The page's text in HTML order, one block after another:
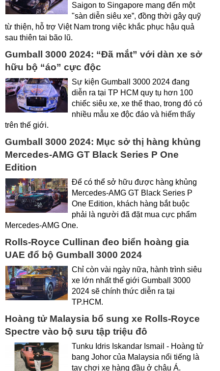
Saigon to Singapore mang đến một
"sàn diễn siêu xe”, đồng thời gây quỹ
từ thiện, hỗ trợ Việt Nam trong việc khắc phục hậu quả
sau thiên tai bão lũ.
Gumball 3000 2024: “Đã mắt” với dàn xe sở
hữu bộ “áo” cực độc
Sự kiện Gumball 3000 2024 đang
diễn ra tại TP HCM quy tụ hơn 100
chiếc siêu xe, xe thể thao, trong đó có
nhiều mẫu xe độc đáo và hiếm thấy
trên thế giới.
Gumball 3000 2024: Mục sở thị hàng khủng
Mercedes-AMG GT Black Series P One
Edition
Để có thể sở hữu được hàng khủng
Mercedes-AMG GT Black Series P
One Edition, khách hàng bắt buộc
phải là người đã đặt mua cực phẩm
Mercedes-AMG One.
Rolls-Royce Cullinan đeo biển hoàng gia
UAE đổ bộ Gumball 3000 2024
Chỉ còn vài ngày nữa, hành trình siêu
xe lớn nhất thế giới Gumball 3000
2024 sẽ chính thức diễn ra tại
TP.HCM.
Hoàng tử Malaysia bổ sung xe Rolls-Royce
Spectre vào bộ sưu tập triệu đô
Tunku Idris Iskandar Ismail - Hoàng tử
bang Johor của Malaysia nổi tiếng là
tay chơi xe hàng đầu ở châu Á.